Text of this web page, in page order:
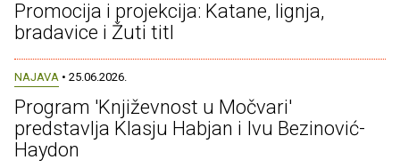
Promocija i projekcija: Katane, lignja,
bradavice i Žuti titl
NAJAVA • 25.06.2026.
Program 'Književnost u Močvari'
predstavlja Klasju Habjan i Ivu Bezinović-
Haydon